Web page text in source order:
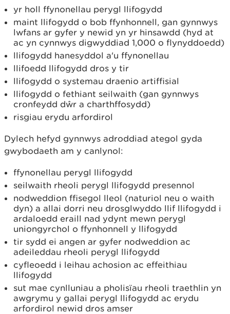
yr holl ffynonellau perygl llifogydd
maint llifogydd o bob ffynhonnell, gan gynnwys
lwfans ar gyfer y newid yn yr hinsawdd (hyd at
ac yn cynnwys digwyddiad 1,000 o flynyddoedd)
llifogydd hanesyddol a'u ffynonellau
llifoedd llifogydd dros y tir
llifogydd o systemau draenio artiffisial
llifogydd o fethiant seilwaith (gan gynnwys
cronfeydd dŵr a charthffosydd)
risgiau erydu arfordirol
Dylech hefyd gynnwys adroddiad ategol gyda
gwybodaeth am y canlynol:
ffynonellau perygl llifogydd
seilwaith rheoli perygl llifogydd presennol
nodweddion ffisegol lleol (naturiol neu o waith
dyn) a allai dorri neu drosglwyddo llif llifogydd i
ardaloedd eraill nad ydynt mewn perygl
uniongyrchol o ffynhonnell y llifogydd
tir sydd ei angen ar gyfer nodweddion ac
adeileddau rheoli perygl llifogydd
cyfleoedd i leihau achosion ac effeithiau
llifogydd
sut mae cynlluniau a pholisïau rheoli traethlin yn
awgrymu y gallai perygl llifogydd ac erydu
arfordirol newid dros amser